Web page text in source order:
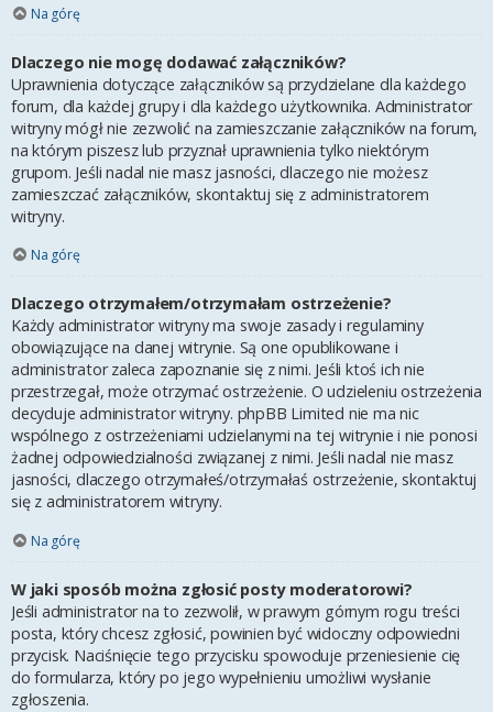
Na górę
Dlaczego nie mogę dodawać załączników?
Uprawnienia dotyczące załączników są przydzielane dla każdego
forum, dla każdej grupy i dla każdego użytkownika. Administrator
witryny mógł nie zezwolić na zamieszczanie załączników na forum,
na którym piszesz lub przyznał uprawnienia tylko niektórym
grupom. Jeśli nadal nie masz jasności, dlaczego nie możesz
zamieszczać załączników, skontaktuj się z administratorem
witryny.
Na górę
Dlaczego otrzymałem/otrzymałam ostrzeżenie?
Każdy administrator witryny ma swoje zasady i regulaminy
obowiązujące na danej witrynie. Są one opublikowane i
administrator zaleca zapoznanie się z nimi. Jeśli ktoś ich nie
przestrzegał, może otrzymać ostrzeżenie. O udzieleniu ostrzeżenia
decyduje administrator witryny. phpBB Limited nie ma nic
wspólnego z ostrzeżeniami udzielanymi na tej witrynie i nie ponosi
żadnej odpowiedzialności związanej z nimi. Jeśli nadal nie masz
jasności, dlaczego otrzymałeś/otrzymałaś ostrzeżenie, skontaktuj
się z administratorem witryny.
Na górę
W jaki sposób można zgłosić posty moderatorowi?
Jeśli administrator na to zezwolił, w prawym górnym rogu treści
posta, który chcesz zgłosić, powinien być widoczny odpowiedni
przycisk. Naciśnięcie tego przycisku spowoduje przeniesienie cię
do formularza, który po jego wypełnieniu umożliwi wysłanie
zgłoszenia.